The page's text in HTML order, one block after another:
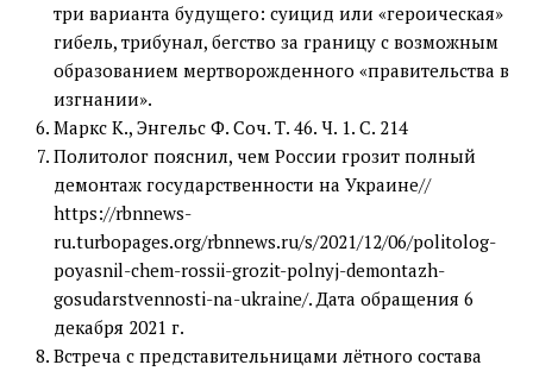
три варианта будущего: суицид или «героическая»
гибель, трибунал, бегство за границу с возможным
образованием мертворожденного «правительства в
изгнании».
Маркс К., Энгельс Ф. Соч. Т. 46. Ч. 1. С. 214
Политолог пояснил, чем России грозит полный
демонтаж государственности на Украине//
https://rbnnews-
ru.turbopages.org/rbnnews.ru/s/2021/12/06/politolog-
poyasnil-chem-rossii-grozit-polnyj-demontazh-
gosudarstvennosti-na-ukraine/. Дата обращения 6
декабря 2021 г.
Встреча с представительницами лётного состава